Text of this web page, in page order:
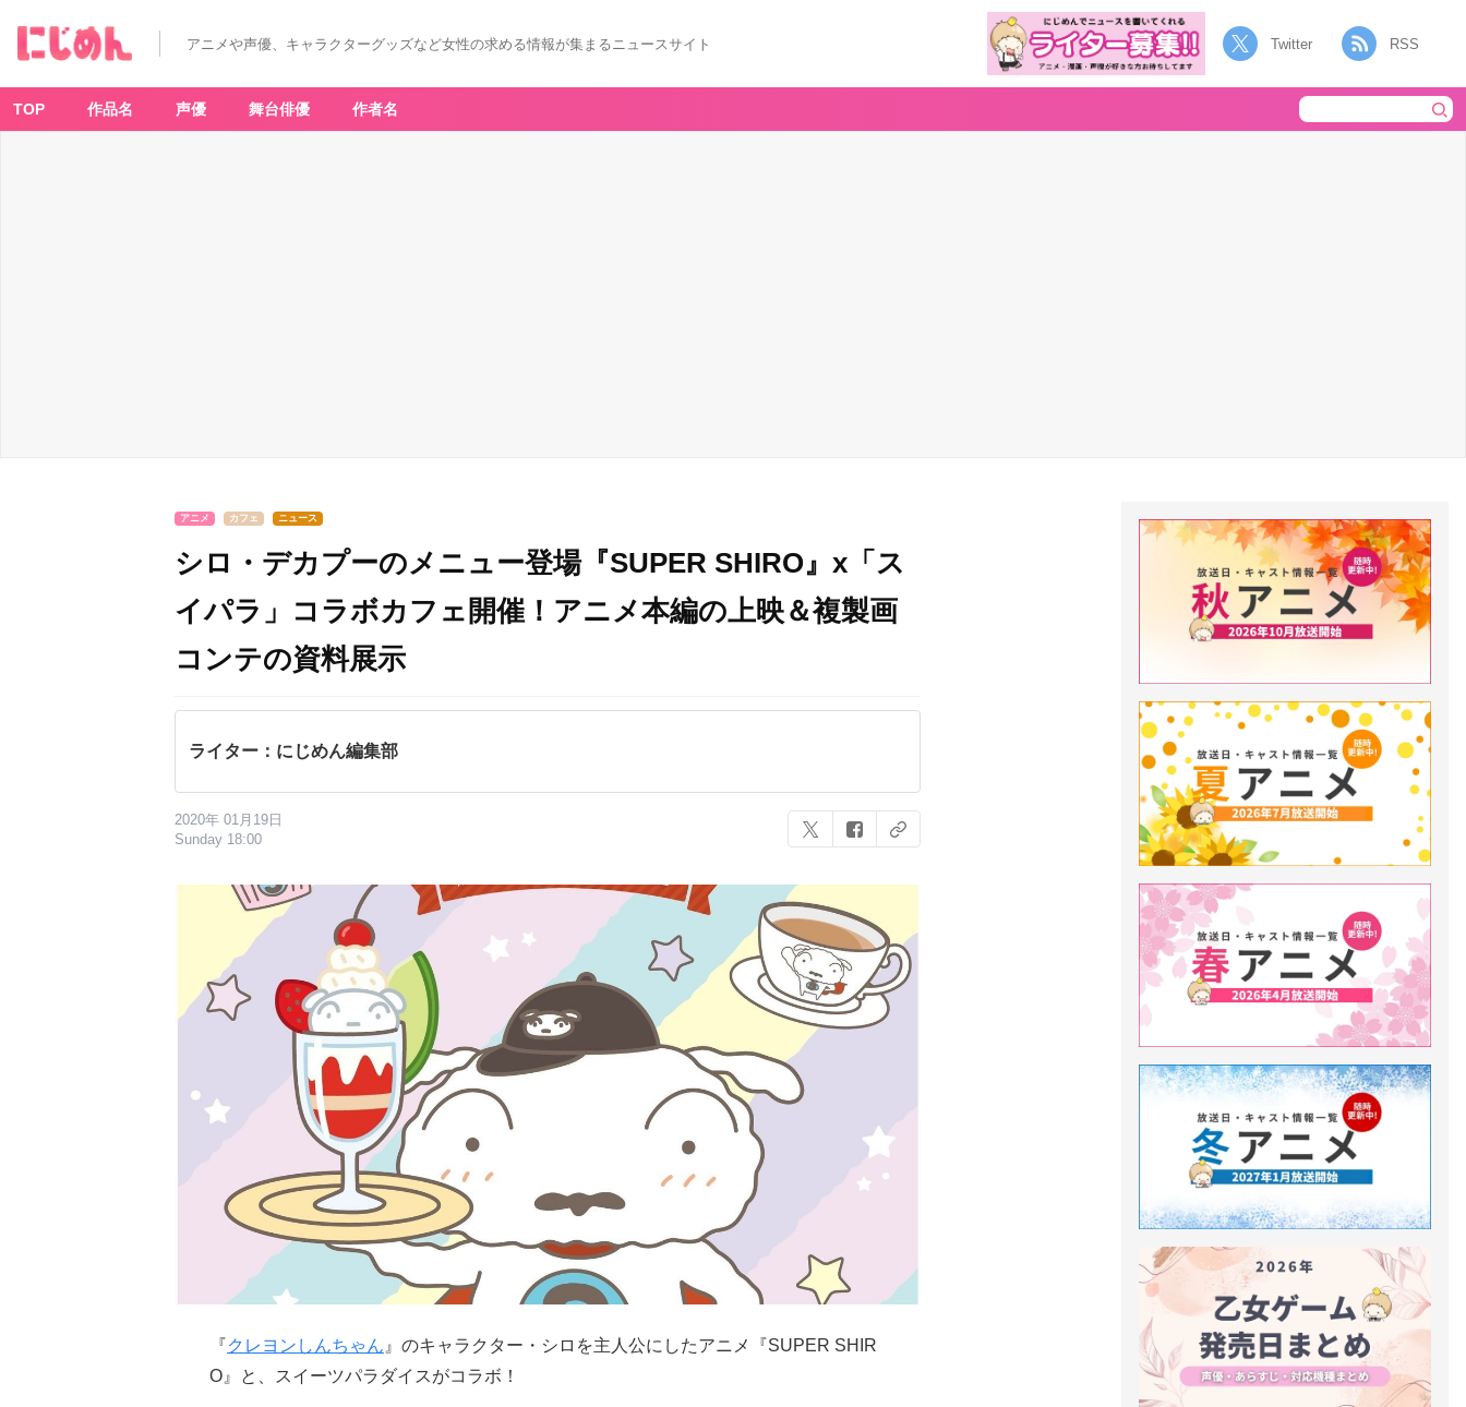
アニメや声優、キャラクターグッズなど女性の求める情報が集まるニュースサイト Twitter RSS
TOP 作品名 声優 舞台俳優 作者名
アニメ カフェ ニュース
シロ・デカプーのメニュー登場『SUPER SHIRO』x「ス
イパラ」コラボカフェ開催！アニメ本編の上映＆複製画
コンテの資料展示
ライター：にじめん編集部
2020年 01月19日
Sunday 18:00
『クレヨンしんちゃん 』のキャラクター・シロを主人公にしたアニメ『SUPER SHIR
O』と、スイーツパラダイスがコラボ！